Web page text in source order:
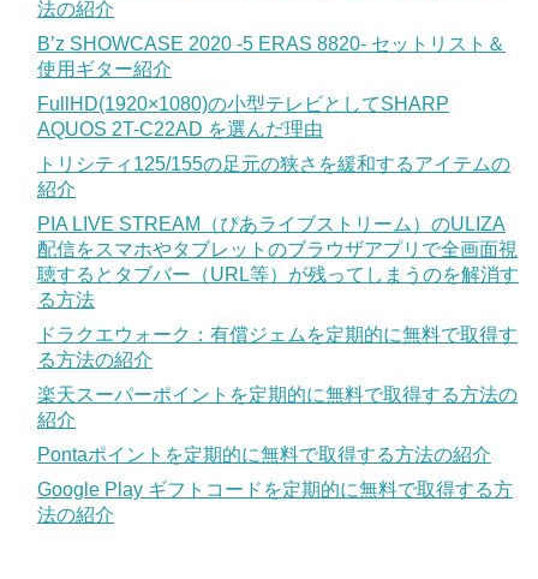
法の紹介
B’z SHOWCASE 2020 -5 ERAS 8820- セットリスト＆
使用ギター紹介
FullHD(1920×1080)の小型テレビとしてSHARP
AQUOS 2T-C22AD を選んだ理由
トリシティ125/155の足元の狭さを緩和するアイテムの
紹介
PIA LIVE STREAM（ぴあライブストリーム）のULIZA
配信をスマホやタブレットのブラウザアプリで全画面視
聴するとタブバー（URL等）が残ってしまうのを解消す
る方法
ドラクエウォーク：有償ジェムを定期的に無料で取得す
る方法の紹介
楽天スーパーポイントを定期的に無料で取得する方法の
紹介
Pontaポイントを定期的に無料で取得する方法の紹介
Google Play ギフトコードを定期的に無料で取得する方
法の紹介